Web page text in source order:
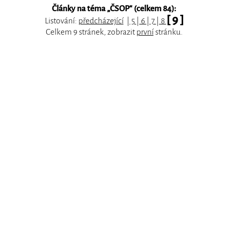
Články na téma „ČSOP“ (celkem 84):
Listování: předcházející| 5 6 7 8 [ 9 ]
Celkem 9 stránek, zobrazitprvnístránku.